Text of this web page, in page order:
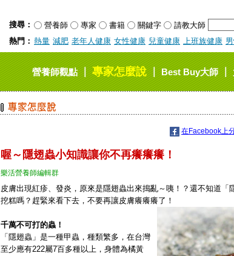
搜尋： 營養師 專家 書籍 關鍵字
請教大師
熱門： 熱量 減肥 老年人健康 女性健康 兒童健康 上班族健康
營養師觀點｜專家怎麼說｜Best Buy大師｜
在Facebook上
喔～隱翅蟲小知識讓你不再癢癢癢！
樂活營養師編輯群
皮膚出現紅疹、發炎，原來是隱翅蟲出來搗亂～咦！？還不知道「
挖糕嗎？趕緊來看下去，不要再讓皮膚癢癢癢了！
千萬不可打的蟲！
「隱翅蟲」是一種甲蟲，種類繁多，在台灣
至少應有222屬7百多種以上，身體為橘黃